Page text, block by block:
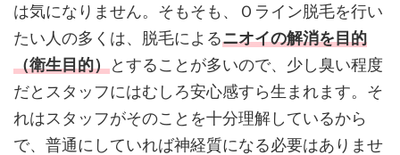
は気になりません。そもそも、Ｏライン脱毛を行い
たい人の多くは、脱毛によるニオイの解消を目的
（衛生目的）とすることが多いので、少し臭い程度
だとスタッフにはむしろ安心感すら生まれます。そ
れはスタッフがそのことを十分理解しているから
で、普通にしていれば神経質になる必要はありませ